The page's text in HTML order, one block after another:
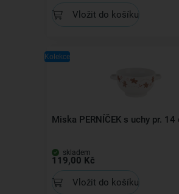
Vložit do košíku
Kolekce
Miska PERNÍČEK s uchy pr. 14
skladem
119,00 Kč
Vložit do košíku